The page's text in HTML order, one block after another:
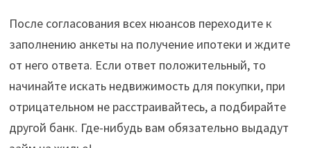
После согласования всех нюансов переходите к
заполнению анкеты на получение ипотеки и ждите
от него ответа. Если ответ положительный, то
начинайте искать недвижимость для покупки, при
отрицательном не расстраивайтесь, а подбирайте
другой банк. Где-нибудь вам обязательно выдадут